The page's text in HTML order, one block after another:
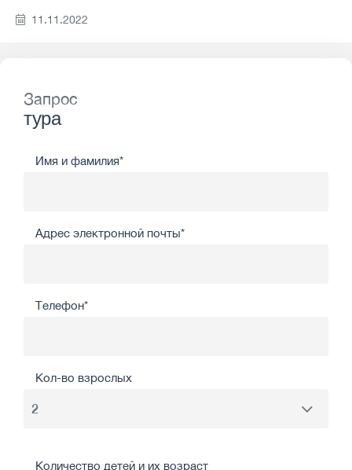
11.11.2022
Запрос
тура
Имя и фамилия*
Адрес электронной почты*
Телефон*
Кол-во взрослых
Количество детей и их возраст